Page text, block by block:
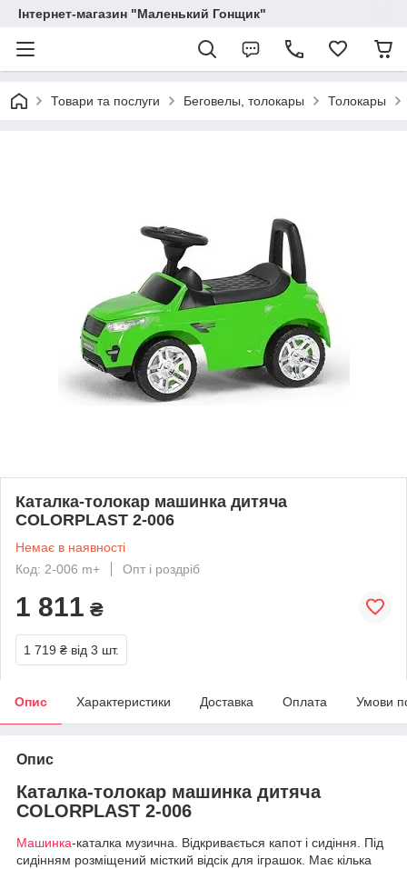
Інтернет-магазин "Маленький Гонщик"
Товари та послуги Беговелы, толокары Толокары
Каталка-толокар машинка дитяча
COLORPLAST 2-006
Немає в наявності
Код: 2-006 m+
Опт і роздріб
1 811 ₴
1 719 ₴ від 3 шт.
Опис Характеристики Доставка Оплата Умови
Опис
Каталка-толокар машинка дитяча
COLORPLAST 2-006
Машинка-каталка музична. Відкривається капот і сидіння. Під
сидінням розміщений місткий відсік для іграшок. Має кілька